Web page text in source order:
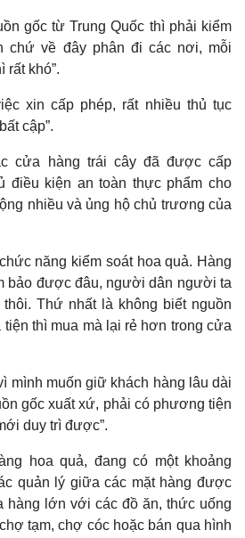
Ảnh
E-Magazine
gốc từ Trung Quốc thì phải kiểm
chứ về đây phân đi các nơi, mỗi
rất khó”.
xin cấp phép, rất nhiều thủ tục
cập”.
cửa hàng trái cây đã được cấp
điều kiện an toàn thực phẩm cho
nhiều và ủng hộ chủ trương của
năng kiểm soát hoa quả. Hàng
bảo được đâu, người dân người ta
Thứ nhất là không biết nguồn
thì mua mà lại rẻ hơn trong cửa
mình muốn giữ khách hàng lâu dài
gốc xuất xứ, phải có phương tiện
duy trì được”.
hoa quả, đang có một khoảng
quản lý giữa các mặt hàng được
hàng lớn với các đồ ăn, thức uống
tạm, chợ cóc hoặc bán qua hình